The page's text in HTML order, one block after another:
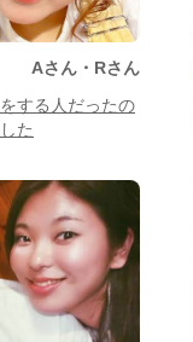
Aさん・Rさん
する人だったの
た